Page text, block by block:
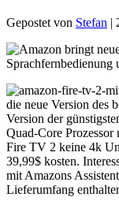
Gepostet von Stefan |
die neue Version des
Version der
Quad-Core
Fire TV 2 keine 4k
39,99$ kosten.
mit Amazons
Lieferumfang